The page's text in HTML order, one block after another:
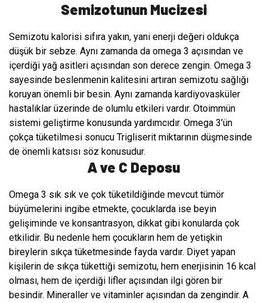
Semizotunun Mucizesi
Semizotu kalorisi sıfıra yakın, yani enerji değeri oldukça
düşük bir sebze. Aynı zamanda da omega 3 açısından ve
içerdiği yağ asitleri açısından son derece zengin. Omega 3
sayesinde beslenmenin kalitesini artıran semizotu sağlığı
koruyan önemli bir besin. Aynı zamanda kardiyovasküler
hastalıklar üzerinde de olumlu etkileri vardır. Otoimmün
sistemi geliştirme konusunda yardımcıdır. Omega 3’ün
çokça tüketilmesi sonucu Trigliserit miktarının düşmesinde
de önemli katsısı söz konusudur.
A ve C Deposu
Omega 3 sık sık ve çok tüketildiğinde mevcut tümör
büyümelerini ingibe etmekte, çocuklarda ise beyin
gelişiminde ve konsantrasyon, dikkat gibi konularda çok
etkilidir. Bu nedenle hem çocukların hem de yetişkin
bireylerin sıkça tüketmesinde fayda vardır. Diyet yapan
kişilerin de sıkça tükettiği semizotu, hem enerjisinin 16 kcal
olması, hem de içerdiği lifler açısından ilgi gören bir
besindir. Mineraller ve vitaminler açısından da zengindir. A